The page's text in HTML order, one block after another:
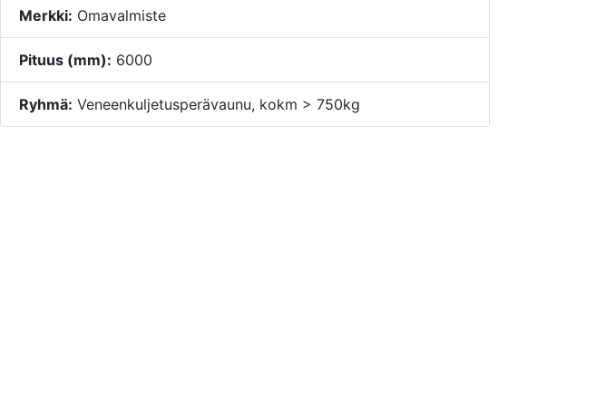
Merkki: Omavalmiste
Pituus (mm): 6000
Ryhmä: Veneenkuljetusperävaunu, kokm > 750kg